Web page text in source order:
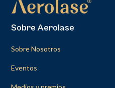
Sobre Aerolase
Sobre Nosotros
Eventos